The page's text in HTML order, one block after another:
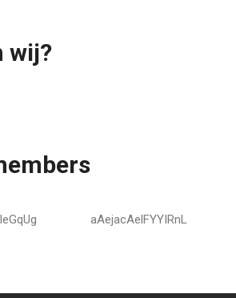
wij?
aAejacAelFYYIRnL